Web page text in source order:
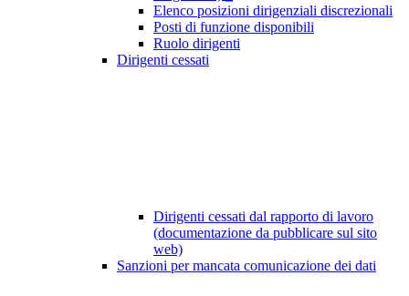
Elenco posizioni dirigenziali discrezionali
Posti di funzione disponibili
Ruolo dirigenti
Dirigenti cessati
Dirigenti cessati dal rapporto di lavoro
(documentazione da pubblicare sul sito
web)
Sanzioni per mancata comunicazione dei dati